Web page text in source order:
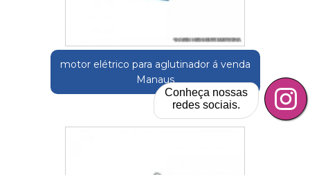
motor elétrico para aglutinador á venda
Manaus
Conheça nossas
redes sociais.